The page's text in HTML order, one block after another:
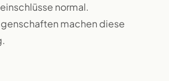
normal.
machen diese